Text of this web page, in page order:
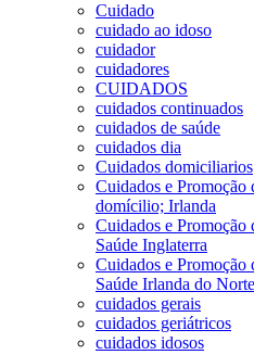
Cuidado
cuidado ao idoso
cuidador
cuidadores
CUIDADOS
cuidados continuados
cuidados de saúde
cuidados dia
Cuidados domiciliarios
Cuidados e Promoção
domícilio; Irlanda
Cuidados e Promoção
Saúde Inglaterra
Cuidados e Promoção
Saúde Irlanda do
cuidados gerais
cuidados geriátricos
cuidados idosos